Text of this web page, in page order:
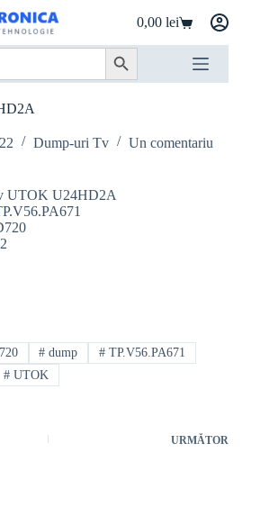
Coș
de
cumpărături
0,00lei
Search Button
Dump-uri Tv Un comentariu
UTOK U24HD2A
# dump # TP.V56.PA671
# UTOK
URMĂTOR